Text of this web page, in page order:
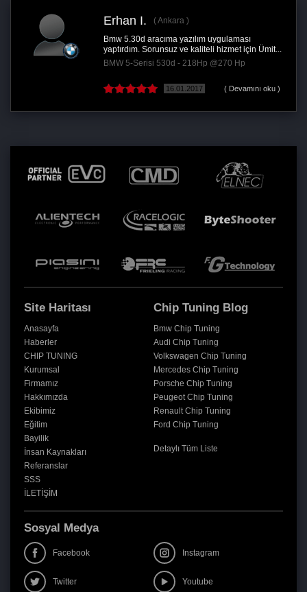
Erhan I.
Ankara
Bmw 5.30d aracıma yazılım uygulaması
yaptırdım. Sorunsuz ve kaliteli hizmet için Ümit...
BMW 5-Serisi 530d - 218Hp @270 Hp
16.01.2017 ( Devamını oku )
Site Haritası
Anasayfa
Haberler
CHIP TUNING
Kurumsal
Firmamız
Hakkımızda
Ekibimiz
Eğitim
Bayilik
İnsan Kaynakları
Referanslar
SSS
İLETİŞİM
Chip Tuning Blog
Bmw Chip Tuning
Audi Chip Tuning
Volkswagen Chip Tuning
Mercedes Chip Tuning
Porsche Chip Tuning
Peugeot Chip Tuning
Renault Chip Tuning
Ford Chip Tuning
Detaylı Tüm Liste
Sosyal Medya
Facebook Instagram
Twitter Youtube